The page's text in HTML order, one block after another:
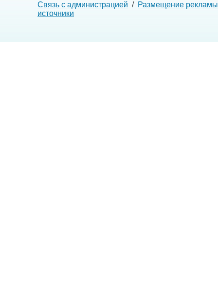
Связь с администрацией / Размещение рекламы
источники